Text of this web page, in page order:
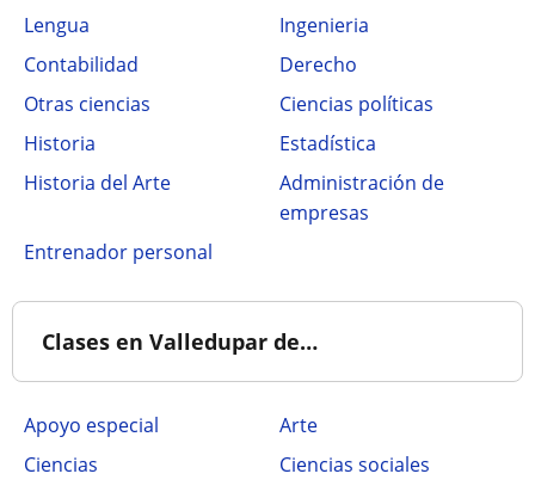
Lengua
Ingenieria
Contabilidad
Derecho
Otras ciencias
Ciencias políticas
Historia
Estadística
Historia del Arte
Administración de
empresas
Entrenador personal
Clases en Valledupar de…
Apoyo especial
Arte
Ciencias
Ciencias sociales